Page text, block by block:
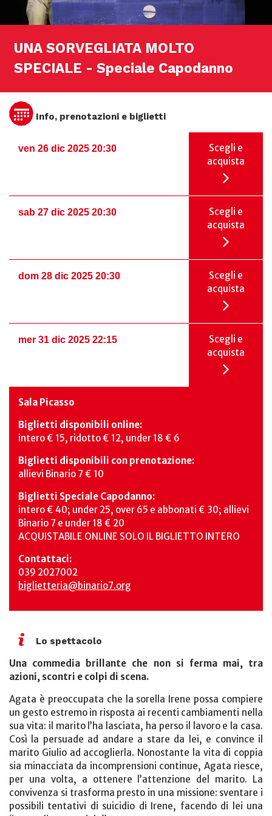
UNA SORVEGLIATA MOLTO
SPECIALE - Speciale Capodanno
Info, prenotazioni e biglietti
ven 26 dic 2025 20:30
Scegli e
acquista
sab 27 dic 2025 20:30
Scegli e
acquista
dom 28 dic 2025 20:30
Scegli e
acquista
mer 31 dic 2025 22:15
Scegli e
acquista
Sala Picasso
Biglietti disponibili online:
intero € 15, ridotto € 12, under 18 € 6
Biglietti disponibili con prenotazione:
allievi Binario 7 € 10
Biglietti Speciale Capodanno:
intero € 40; under 25, over 65 e abbonati € 30; allievi
Binario 7 e under 18 € 20
ACQUISTABILE ONLINE SOLO IL BIGLIETTO INTERO
Contattaci:
039 2027002
biglietteria@binario7.org
Lo spettacolo
Una commedia brillante che non si ferma mai, tra
azioni, scontri e colpi di scena.
Agata è preoccupata che la sorella Irene possa compiere
un gesto estremo in risposta ai recenti cambiamenti nella
sua vita: il marito l’ha lasciata, ha perso il lavoro e la casa.
Così la persuade ad andare a stare da lei, e convince il
marito Giulio ad accoglierla. Nonostante la vita di coppia
sia minacciata da incomprensioni continue, Agata riesce,
per una volta, a ottenere l’attenzione del marito. La
convivenza si trasforma presto in una missione: sventare i
possibili tentativi di suicidio di Irene, facendo di lei una